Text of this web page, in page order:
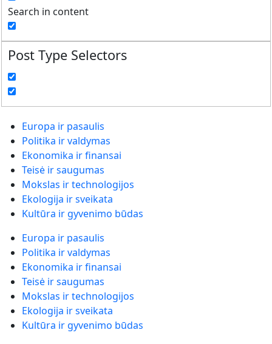
Search in content
Post Type Selectors
Europa ir pasaulis
Politika ir valdymas
Ekonomika ir finansai
Teisė ir saugumas
Mokslas ir technologijos
Ekologija ir sveikata
Kultūra ir gyvenimo būdas
Europa ir pasaulis
Politika ir valdymas
Ekonomika ir finansai
Teisė ir saugumas
Mokslas ir technologijos
Ekologija ir sveikata
Kultūra ir gyvenimo būdas